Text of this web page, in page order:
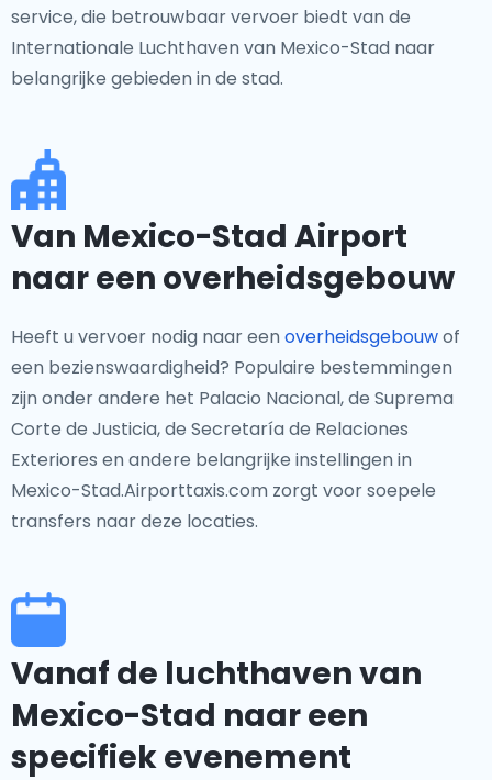
service, die betrouwbaar vervoer biedt van de
Internationale Luchthaven van Mexico-Stad naar
belangrijke gebieden in de stad.
Van Mexico-Stad Airport
naar een overheidsgebouw
Heeft u vervoer nodig naar een overheidsgebouwof
een bezienswaardigheid? Populaire bestemmingen
zijn onder andere het Palacio Nacional, de Suprema
Corte de Justicia, de Secretaría de Relaciones
Exteriores en andere belangrijke instellingen in
Mexico-Stad.Airporttaxis.com zorgt voor soepele
transfers naar deze locaties.
Vanaf de luchthaven van
Mexico-Stad naar een
specifiek evenement